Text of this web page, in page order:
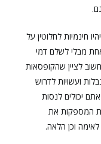
חינמיות לחלוטין על
מבלי לשלם דמי
לציין שהקופסאות
ועשויות לדרוש
יכולים לנסות
המספקות את
וכן הלאה.